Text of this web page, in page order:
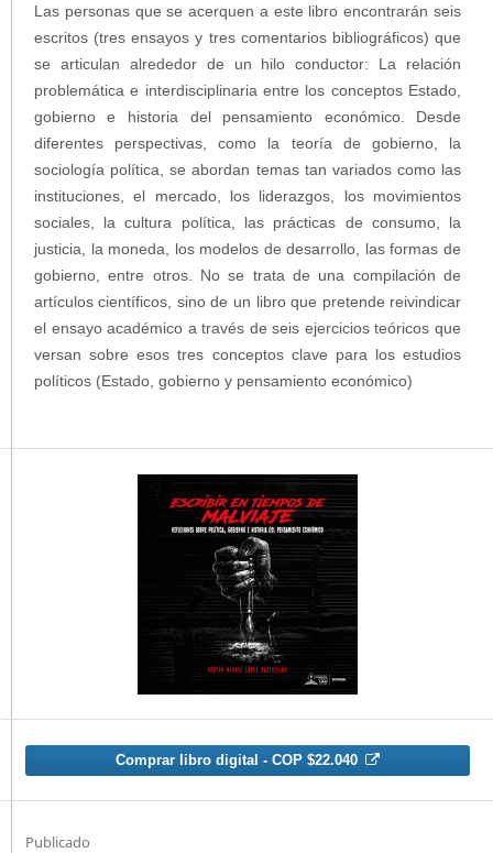
Las personas que se acerquen a este libro encontrarán seis
escritos (tres ensayos y tres comentarios bibliográficos) que
se articulan alrededor de un hilo conductor: La relación
problemática e interdisciplinaria entre los conceptos Estado,
gobierno e historia del pensamiento económico. Desde
diferentes perspectivas, como la teoría de gobierno, la
sociología política, se abordan temas tan variados como las
instituciones, el mercado, los liderazgos, los movimientos
sociales, la cultura política, las prácticas de consumo, la
justicia, la moneda, los modelos de desarrollo, las formas de
gobierno, entre otros. No se trata de una compilación de
artículos científicos, sino de un libro que pretende reivindicar
el ensayo académico a través de seis ejercicios teóricos que
versan sobre esos tres conceptos clave para los estudios
políticos (Estado, gobierno y pensamiento económico)
Comprar libro digital - COP $22.040
Publicado